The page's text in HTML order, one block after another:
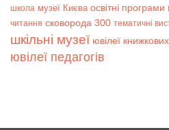
школа музеї Києва освітні програми
читання сковорода 300 тематичні
шкільні музеї ювілеї
ювілеї педагогів